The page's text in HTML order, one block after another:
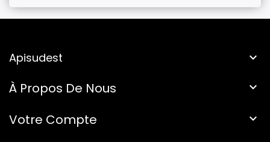
Apisudest 
À Propos De Nous 
Votre Compte 